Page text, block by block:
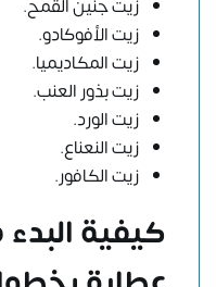
زيت جنين القمح.
زيت الأفوكادو.
زيت المكاديميا.
زيت بذور العنب.
زيت الورد.
زيت النعناع.
زيت الكافور.
كيفية